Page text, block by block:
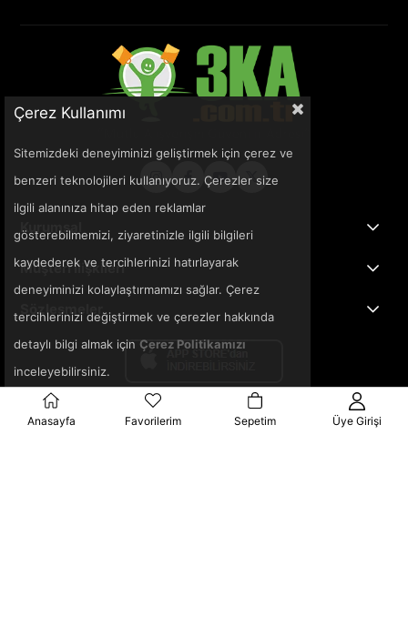
Kurumsal
Müşteri İlişkileri
Sözleşmeler
Çerez Kullanımı
Sitemizdeki deneyiminizi geliştirmek için çerez ve
benzeri teknolojileri kullanıyoruz. Çerezler size
ilgili alanınıza hitap eden reklamlar
gösterebilmemizi, ziyaretinizle ilgili bilgileri
kaydederek ve tercihlerinizi hatırlayarak
deneyiminizi kolaylaştırmamızı sağlar. Çerez
tercihlerinizi değiştirmek ve çerezler hakkında
detaylı bilgi almak için Çerez Politikamızı
inceleyebilirsiniz.
Anasayfa Favorilerim Sepetim Üye Girişi